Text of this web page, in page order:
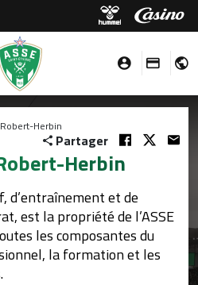
Herbin
Partager
Herbin
d’entraînement et de
est la propriété de l’ASSE
les composantes du
la formation et les